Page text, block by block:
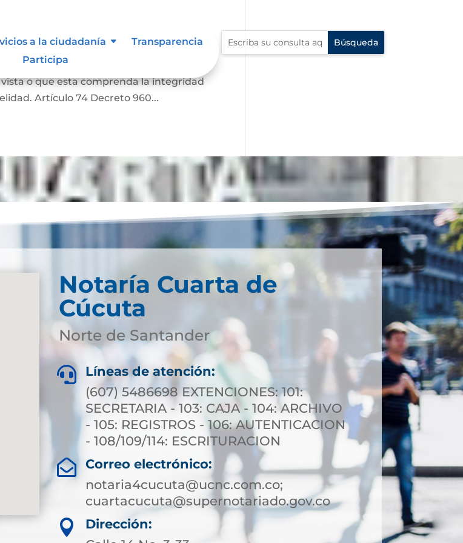
a la ciudadanía
Transparencia
Participa
documento, siempre que aquella
o que esta comprenda la integridad
Artículo 74 Decreto 960...
Notaría Cuarta de
Cúcuta
Norte de Santander

Líneas de atención:
(607) 5486698 EXTENCIONES: 101:
SECRETARIA - 103: CAJA - 104: ARCHIVO
- 105: REGISTROS - 106: AUTENTICACION
- 108/109/114: ESCRITURACION

Correo electrónico:
notaria4cucuta@ucnc.com.co;
cuartacucuta@supernotariado.gov.co

Dirección: